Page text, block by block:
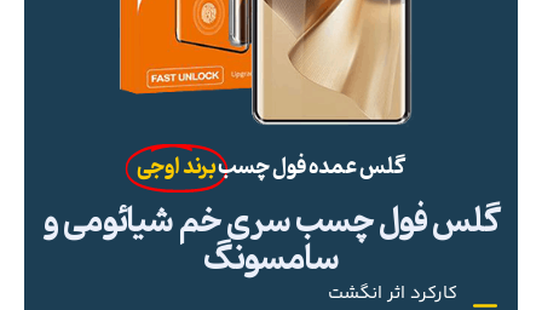
گلس عمده فول چسببرند اوجی
گلس فول چسب سری خم شیائومی و
سامسونگ
کارکرد اثر انگشت